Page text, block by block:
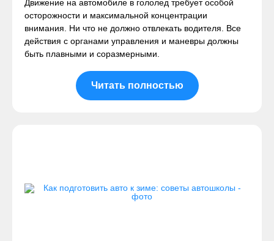
Движение на автомобиле в гололед требует особой
осторожности и максимальной концентрации
внимания. Ни что не должно отвлекать водителя. Все
действия с органами управления и маневры должны
быть плавными и соразмерными.
Читать полностью